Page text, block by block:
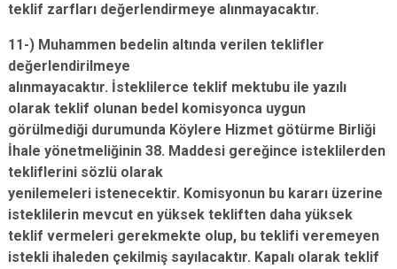
teklif zarfları değerlendirmeye alınmayacaktır.
11-) Muhammen bedelin altında verilen teklifler
değerlendirilmeye
alınmayacaktır. İsteklilerce teklif mektubu ile yazılı
olarak teklif olunan bedel komisyonca uygun
görülmediği durumunda Köylere Hizmet götürme Birliği
İhale yönetmeliğinin 38. Maddesi gereğince isteklilerden
tekliflerini sözlü olarak
yenilemeleri istenecektir. Komisyonun bu kararı üzerine
isteklilerin mevcut en yüksek tekliften daha yüksek
teklif vermeleri gerekmekte olup, bu teklifi veremeyen
istekli ihaleden çekilmiş sayılacaktır. Kapalı olarak teklif